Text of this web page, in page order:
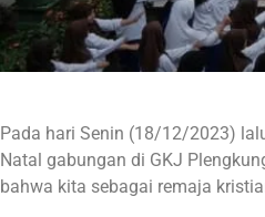
Pada hari Senin (18/12/2023)
Natal gabungan di GKJ
bahwa kita sebagai remaja